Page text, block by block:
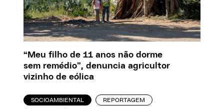
“Meu filho de 11 anos não dorme
sem remédio”, denuncia agricultor
vizinho de eólica
SOCIOAMBIENTAL REPORTAGEM